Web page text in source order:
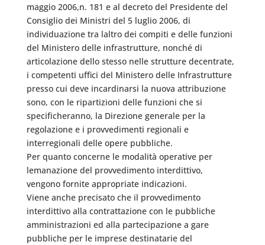
maggio 2006,n. 181 e al decreto del Presidente del
Consiglio dei Ministri del 5 luglio 2006, di
individuazione tra laltro dei compiti e delle funzioni
del Ministero delle infrastrutture, nonché di
articolazione dello stesso nelle strutture decentrate,
i competenti uffici del Ministero delle Infrastrutture
presso cui deve incardinarsi la nuova attribuzione
sono, con le ripartizioni delle funzioni che si
specificheranno, la Direzione generale per la
regolazione e i provvedimenti regionali e
interregionali delle opere pubbliche.
Per quanto concerne le modalità operative per
lemanazione del provvedimento interdittivo,
vengono fornite appropriate indicazioni.
Viene anche precisato che il provvedimento
interdittivo alla contrattazione con le pubbliche
amministrazioni ed alla partecipazione a gare
pubbliche per le imprese destinatarie del